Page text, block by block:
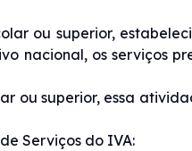
ou superior,
nacional, os serviços
ou superior, essa
Serviços do IVA: